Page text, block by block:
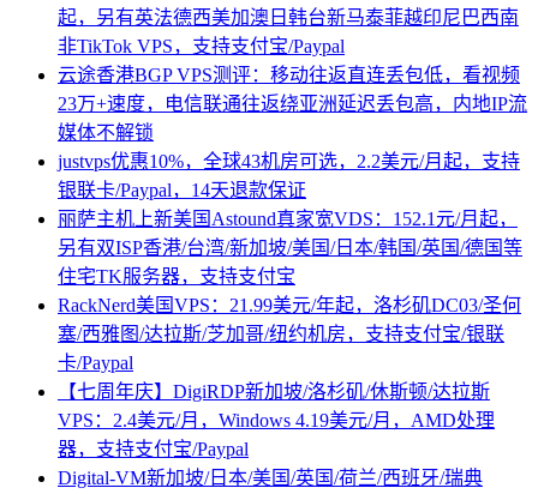
起，另有英法德西美加澳日韩台新马泰菲越印尼巴西南
非TikTok VPS，支持支付宝/Paypal
云途香港BGP VPS测评：移动往返直连丢包低，看视频
23万+速度，电信联通往返绕亚洲延迟丢包高，内地IP流
媒体不解锁
justvps优惠10%，全球43机房可选，2.2美元/月起，支持
银联卡/Paypal，14天退款保证
丽萨主机上新美国Astound真家宽VDS：152.1元/月起，
另有双ISP香港/台湾/新加坡/美国/日本/韩国/英国/德国等
住宅TK服务器，支持支付宝
RackNerd美国VPS：21.99美元/年起，洛杉矶DC03/圣何
塞/西雅图/达拉斯/芝加哥/纽约机房，支持支付宝/银联
卡/Paypal
【七周年庆】DigiRDP新加坡/洛杉矶/休斯顿/达拉斯
VPS：2.4美元/月，Windows 4.19美元/月，AMD处理
器，支持支付宝/Paypal
Digital-VM新加坡/日本/美国/英国/荷兰/西班牙/瑞典